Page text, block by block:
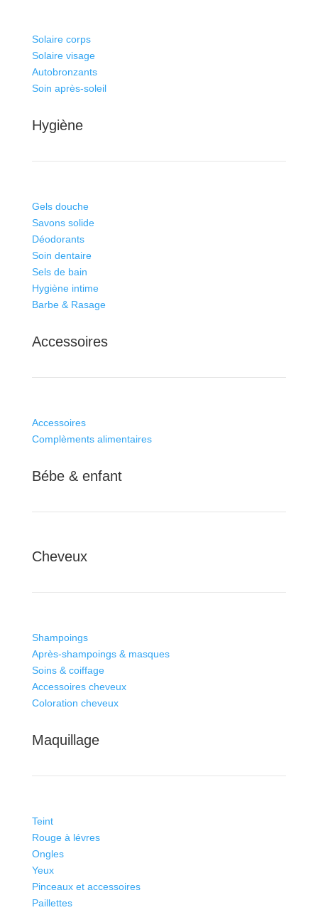
Solaire corps
Solaire visage
Autobronzants
Soin après-soleil
Hygiène
Gels douche
Savons solide
Déodorants
Soin dentaire
Sels de bain
Hygiène intime
Barbe & Rasage
Accessoires
Accessoires
Complèments alimentaires
Bébe & enfant
Cheveux
Shampoings
Après-shampoings & masques
Soins & coiffage
Accessoires cheveux
Coloration cheveux
Maquillage
Teint
Rouge à lévres
Ongles
Yeux
Pinceaux et accessoires
Paillettes